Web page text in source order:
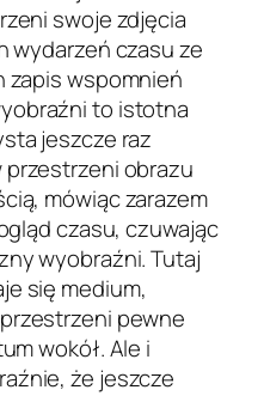
swoje zdjęcia
wydarzeń czasu ze
zapis wspomnień
to istotna
jeszcze raz
obrazu
mówiąc zarazem
czasu, czuwając
wyobraźni. Tutaj
się medium,
pewne
wokół. Ale i
że jeszcze